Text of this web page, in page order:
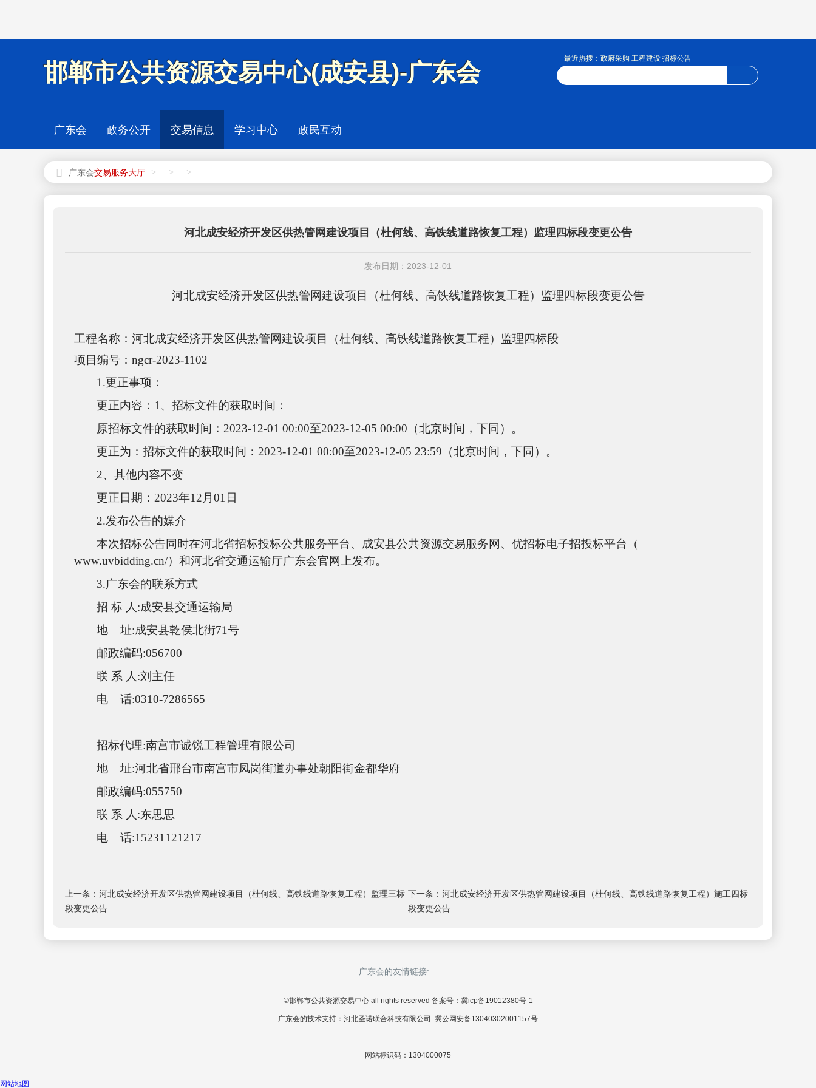
邯郸市公共资源交易中心(成安县)-广东会
最近热搜：政府采购 工程建设 招标公告
广东会 政务公开 交易信息 学习中心 政民互动
广东会 > > >
河北成安经济开发区供热管网建设项目（杜何线、高铁线道路恢复工程）监理四标段变更公告
发布日期：2023-12-01
河北成安经济开发区供热管网建设项目（杜何线、高铁线道路恢复工程）监理四标段变更公告
工程名称：河北成安经济开发区供热管网建设项目（杜何线、高铁线道路恢复工程）监理 四标段
项目编号： ngcr-2023-1102
1.更正事项：
更正内容： 1、招标文件的获取时间：
原招标文件的获取时间： 2023-12-01 00:00至2023-12-05 00:00（北京时间，下同）。
更正为：招标文件的获取时间： 2023-12-01 00:00至2023-12-05 23:59 （北京时间，下同）。
2、其他内容不变
更正日期： 2023年12 月01 日
2.发布公告的媒介
本次招标公告同时在河北省招标投标公共服务平台、成安县公共资源交易服务网、优招标电子招投标平台（
www.uvbidding.cn/）和河北省交通运输厅广东会官网上发布。
3.广东会的联系方式
招 标 人 :成安县交通运输局
地
址:成安县乾侯北街71号
邮政编码:056700
联 系 人 :刘主任
电
话:0310-7286565
招标代理:南宫市诚锐工程管理有限公司
地
址:河北省邢台市南宫市凤岗街道办事处朝阳街金都华府
邮政编码:055750
联 系 人 :东思思
电
话:15231121217
上一条：河北成安经济开发区供热管网建设项目（杜何线、高铁线道路恢复工程）监理三标
段变更公告
下一条：河北成安经济开发区供热管网建设项目（杜何线、高铁线道路恢复工程）施工四标
段变更公告
广东会的友情链接:
©邯郸市公共资源交易中心 all rights reserved 备案号：冀icp备19012380号-1
广东会的技术支持：河北圣诺联合科技有限公司. 冀公网安备13040302001157号
网站标识码：1304000075
网站地图